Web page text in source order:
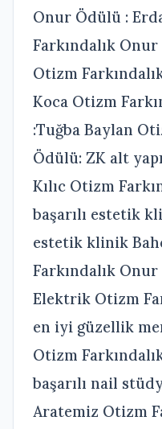
Onur Ödülü :
Farkındalık
Otizm
Koca Otizm
:Tuğba Baylan
Ödülü: ZK alt
Kılıc Otizm
başarılı estetik
estetik klinik
Farkındalık
Elektrik Otizm
en iyi güzellik
Otizm
başarılı nail
Aratemiz Otizm